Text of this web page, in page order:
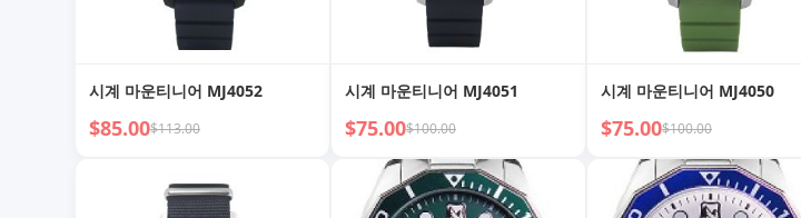
시계 마운티니어 MJ4052
$85.00$113.00
시계 마운티니어 MJ4051
$75.00$100.00
시계 마운티니어 MJ4050
$75.00$100.00